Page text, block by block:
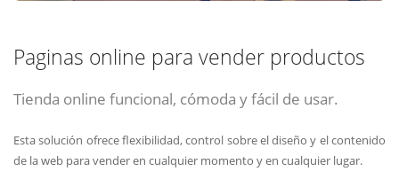
Paginas online para vender productos
Tienda online funcional, cómoda y fácil de usar.
Esta solución ofrece flexibilidad, control sobre el diseño y el contenido
de la web para vender en cualquier momento y en cualquier lugar.